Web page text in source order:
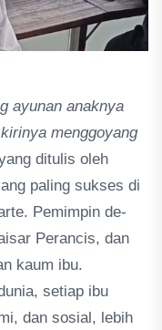
ayunan anaknya
menggoyang
ditulis oleh
paling sukses di
Pemimpin de-
Perancis, dan
kaum ibu.
setiap ibu
dan sosial, lebih